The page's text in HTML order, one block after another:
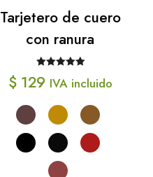
Tarjetero de cuero
con ranura
Valorado
con 5.00 de
5
$129 IVA incluido